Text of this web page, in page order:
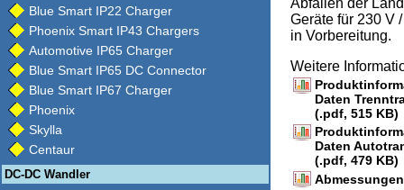
Blue Smart IP22 Charger
Phoenix Smart IP43 Chargers
Automotive IP65 Charger
Blue Smart IP65 DC Connector
Blue Smart IP67 Charger
Phoenix
Skylla
Centaur
DC-DC Wandler
Abfallen der
Geräte für 230 V
in Vorbereitung.
Weitere
Daten
(.pdf, 515 KB)
Daten
(.pdf, 479 KB)